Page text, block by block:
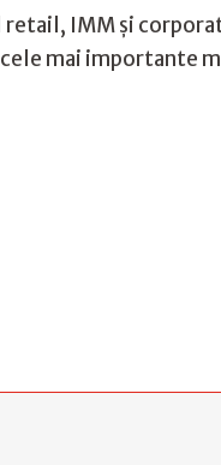
retail, IMM și
mai importante